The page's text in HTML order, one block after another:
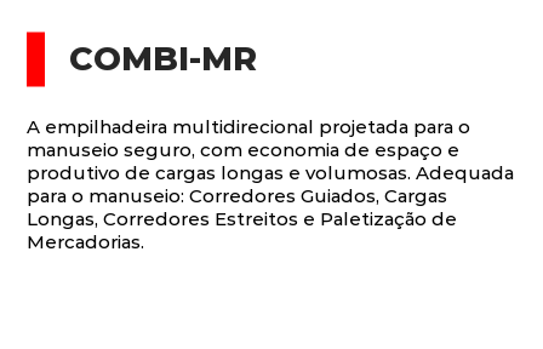
COMBI-MR
A empilhadeira multidirecional projetada para o
manuseio seguro, com economia de espaço e
produtivo de cargas longas e volumosas. Adequada
para o manuseio: Corredores Guiados, Cargas
Longas, Corredores Estreitos e Paletização de
Mercadorias.